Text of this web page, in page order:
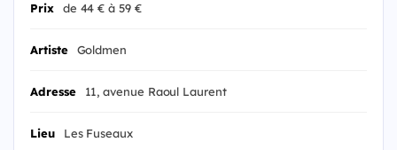
Prix de 44 € à 59 €
Artiste Goldmen
Adresse 11, avenue Raoul Laurent
Lieu Les Fuseaux